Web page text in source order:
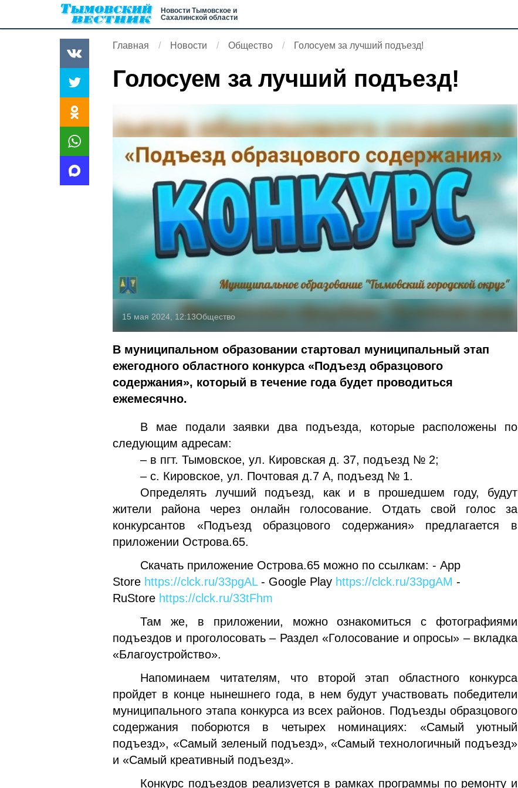
Новости Тымовское и
Сахалинской области
Главная Новости Общество Голосуем за лучший подъезд!
Голосуем за лучший подъезд!
15 мая 2024, 12:13Общество
В муниципальном образовании стартовал муниципальный этап
ежегодного областного конкурса «Подъезд образцового
содержания», который в течение года будет проводиться
ежемесячно.
В мае подали заявки два подъезда, которые расположены по
следующим адресам:
– в пгт. Тымовское, ул. Кировская д. 37, подъезд № 2;
– с. Кировское, ул. Почтовая д.7 А, подъезд № 1.
Определять лучший подъезд, как и в прошедшем году, будут
жители района через онлайн голосование. Отдать свой голос за
конкурсантов «Подъезд образцового содержания» предлагается в
приложении Острова.65.
Скачать приложение Острова.65 можно по ссылкам: - App
Store https://clck.ru/33pgAL- Google Play https://clck.ru/33pgAM -
RuStore https://clck.ru/33tFhm
Там же, в приложении, можно ознакомиться с фотографиями
подъездов и проголосовать – Раздел «Голосование и опросы» – вкладка
«Благоустройство».
Напоминаем читателям, что второй этап областного конкурса
пройдет в конце нынешнего года, в нем будут участвовать победители
муниципального этапа конкурса из всех районов. Подъезды образцового
содержания поборются в четырех номинациях: «Самый уютный
подъезд», «Самый зеленый подъезд», «Самый технологичный подъезд»
и «Самый креативный подъезд».
Конкурс подъездов реализуется в рамках программы по ремонту и